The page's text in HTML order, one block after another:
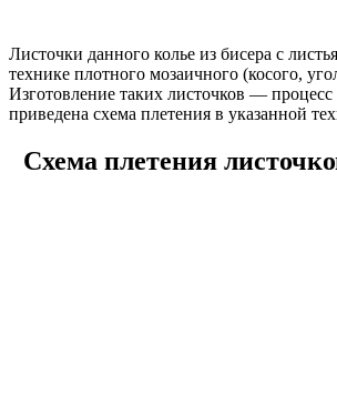
Листочки данного колье из бисера с
технике плотного мозаичного (косого,
Изготовление таких листочков —
приведена схема плетения в указанной
Схема плетения